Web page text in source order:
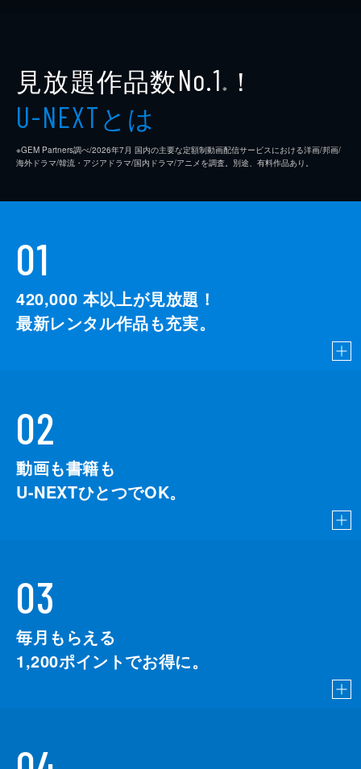
見放題作品数No.1 ※ ！
U-NEXTとは
※GEM Partners調べ/2026年7⽉ 国内の主要な定額制動画配信サービスにおける洋画/邦画/
海外ドラマ/韓流・アジアドラマ/国内ドラマ/アニメを調査。別途、有料作品あり。
01
420,000 本以上が見放題！
最新レンタル作品も充実。
02
動画も書籍も
U-NEXTひとつでOK。
03
毎月もらえる
1,200ポイントでお得に。